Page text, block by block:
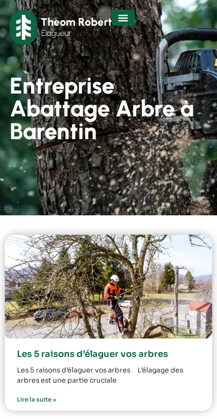
Entreprise
Abattage Arbre à
Barentin
Les 5 raisons d’élaguer vos arbres
Les 5 raisons d’élaguer vos arbres L’élagage des
arbres est une partie cruciale
Lire la suite »